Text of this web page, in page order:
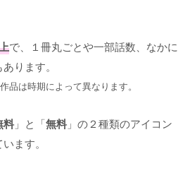
で、１冊丸ごとや一部話数、なかに
ります。
は時期によって異なります。
料 」と「無料 」の２種類のアイコン
ます。